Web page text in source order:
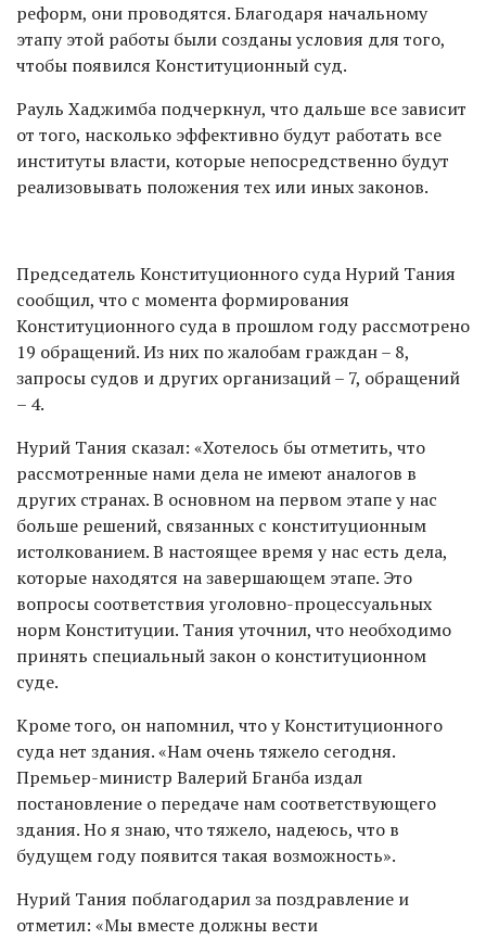
реформ, они проводятся. Благодаря начальному
этапу этой работы были созданы условия для того,
чтобы появился Конституционный суд.
Рауль Хаджимба подчеркнул, что дальше все зависит
от того, насколько эффективно будут работать все
институты власти, которые непосредственно будут
реализовывать положения тех или иных законов.
Председатель Конституционного суда Нурий Тания
сообщил, что с момента формирования
Конституционного суда в прошлом году рассмотрено
19 обращений. Из них по жалобам граждан – 8,
запросы судов и других организаций – 7, обращений
– 4.
Нурий Тания сказал: «Хотелось бы отметить, что
рассмотренные нами дела не имеют аналогов в
других странах. В основном на первом этапе у нас
больше решений, связанных с конституционным
истолкованием. В настоящее время у нас есть дела,
которые находятся на завершающем этапе. Это
вопросы соответствия уголовно-процессуальных
норм Конституции. Тания уточнил, что необходимо
принять специальный закон о конституционном
суде.
Кроме того, он напомнил, что у Конституционного
суда нет здания. «Нам очень тяжело сегодня.
Премьер-министр Валерий Бганба издал
постановление о передаче нам соответствующего
здания. Но я знаю, что тяжело, надеюсь, что в
будущем году появится такая возможность».
Нурий Тания поблагодарил за поздравление и
отметил: «Мы вместе должны вести